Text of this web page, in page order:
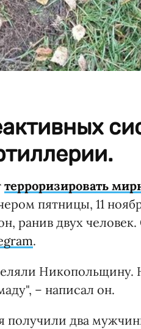
терроризировать
пятницы, 11
ранив двух
.
– написал он.
получили два